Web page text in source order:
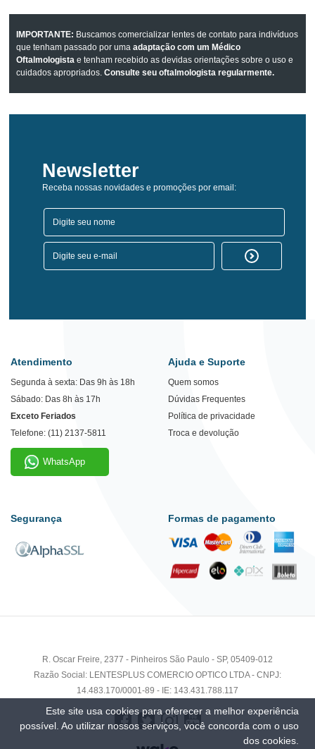
IMPORTANTE: Buscamos comercializar lentes de contato para indivíduos
que tenham passado por umaadaptação com um Médico
Oftalmologista e tenham recebido as devidas orientações sobre o uso e
cuidados apropriados.Consulte seu oftalmologista regularmente.
Newsletter
Receba nossas novidades e promoções por email:
Atendimento
Segunda à sexta: Das 9h às 18h
Sábado: Das 8h às 17h
Exceto Feriados
Telefone: (11) 2137-5811
WhatsApp
Ajuda e Suporte
Quem somos
Dúvidas Frequentes
Política de privacidade
Troca e devolução
Segurança Formas de pagamento
R. Oscar Freire, 2377 - Pinheiros São Paulo - SP, 05409-012
Razão Social: LENTESPLUS COMERCIO OPTICO LTDA - CNPJ:
14.483.170/0001-89 - IE: 143.431.788.117
Este site usa cookies para oferecer a melhor experiência
possível. Ao utilizar nossos serviços, você concorda com o uso
dos cookies.